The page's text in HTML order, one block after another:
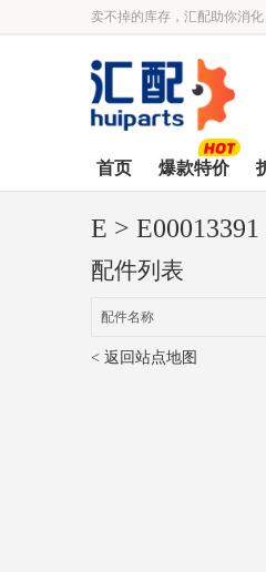
卖不掉的库存，汇配助你消
首页 爆款特价
E > E00013391
配件列表
配件名称
< 返回站点地图